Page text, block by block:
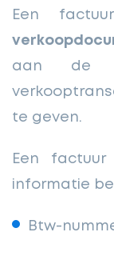
Een
aan de
te geven.
Een
informatie
Btw-